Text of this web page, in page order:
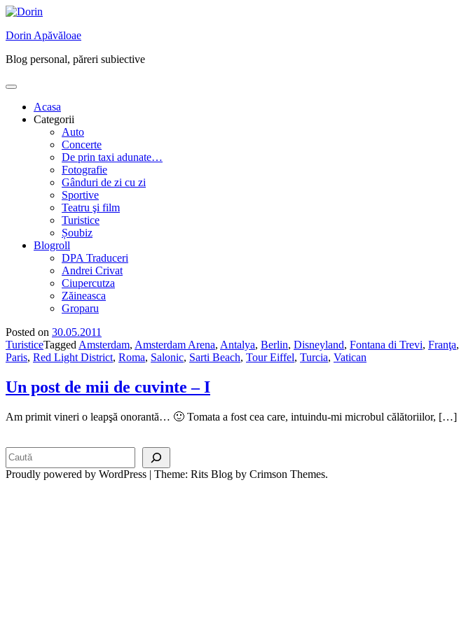
Skip
content
Dorin Apăvăloae
Blog personal, păreri subiective
Acasa
Categorii
Auto
Concerte
De prin taxi adunate…
Fotografie
Gânduri de zi cu zi
Sportive
Teatru şi film
Turistice
Șoubiz
Blogroll
DPA Traduceri
Andrei Crivat
Ciupercutza
Zăineasca
Groparu
Posted on 30.05.2011
TuristiceTagged Amsterdam, Amsterdam Arena, Antalya, Berlin, Disneyland, Fontana di Trevi, Franţa,
Paris, Red Light District, Roma, Salonic, Sarti Beach, Tour Eiffel, Turcia, Vatican
Un post de mii de cuvinte – I
Am primit vineri o leapşă onorantă… 🙂 Tomata a fost cea care, intuindu-mi microbul călătoriilor, […]
Proudly powered by WordPress | Theme: Rits Blog by Crimson Themes.